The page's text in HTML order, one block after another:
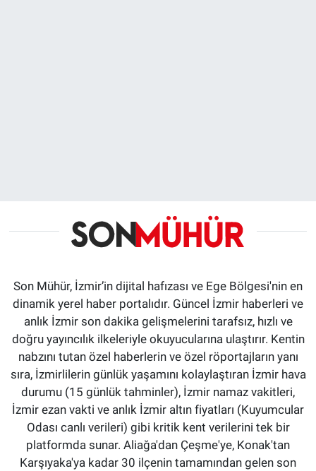
Son Mühür, İzmir’in dijital hafızası ve Ege Bölgesi'nin en
dinamik yerel haber portalıdır. Güncel İzmir haberleri ve
anlık İzmir son dakika gelişmelerini tarafsız, hızlı ve
doğru yayıncılık ilkeleriyle okuyucularına ulaştırır. Kentin
nabzını tutan özel haberlerin ve özel röportajların yanı
sıra, İzmirlilerin günlük yaşamını kolaylaştıran İzmir hava
durumu (15 günlük tahminler), İzmir namaz vakitleri,
İzmir ezan vakti ve anlık İzmir altın fiyatları (Kuyumcular
Odası canlı verileri) gibi kritik kent verilerini tek bir
platformda sunar. Aliağa'dan Çeşme'ye, Konak'tan
Karşıyaka'ya kadar 30 ilçenin tamamından gelen son